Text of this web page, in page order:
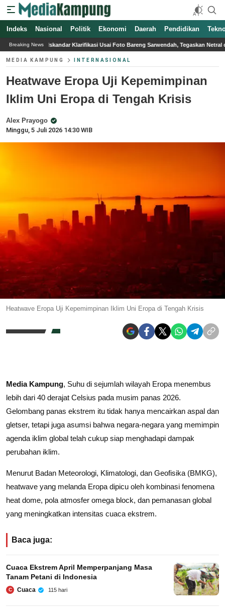
Indeks Nasional Politik Ekonomi Daerah Pendidikan
Breaking News
Usai Foto Bareng Sarwendah, Tegaskan Netral di Konflik Rumah Tangga
MEDIA KAMPUNG INTERNASIONAL
Heatwave Eropa Uji Kepemimpinan
Iklim Uni Eropa di Tengah Krisis
Alex Prayogo
Minggu, 5 Juli 2026 14:30 WIB
Heatwave Eropa Uji Kepemimpinan Iklim Uni Eropa di Tengah Krisis
Media Kampung, Suhu di sejumlah wilayah Eropa menembus
lebih dari 40 derajat Celsius pada musim panas 2026.
Gelombang panas ekstrem itu tidak hanya mencairkan aspal dan
gletser, tetapi juga asumsi bahwa negara-negara yang memimpin
agenda iklim global telah cukup siap menghadapi dampak
perubahan iklim.
Menurut Badan Meteorologi, Klimatologi, dan Geofisika (BMKG),
heatwave yang melanda Eropa dipicu oleh kombinasi fenomena
heat dome, pola atmosfer omega block, dan pemanasan global
yang meningkatkan intensitas cuaca ekstrem.
Baca juga:
Cuaca Ekstrem April Memperpanjang Masa
Tanam Petani di Indonesia
C Cuaca 115 hari